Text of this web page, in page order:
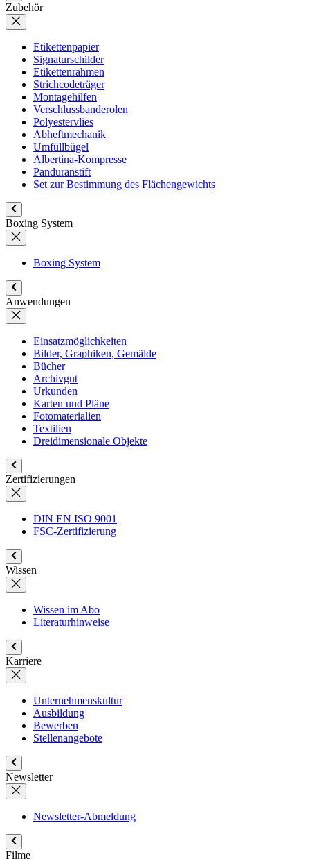
Zubehör
Etikettenpapier
Signaturschilder
Etikettenrahmen
Strichcodeträger
Montagehilfen
Verschlussbanderolen
Polyestervlies
Abheftmechanik
Umfüllbügel
Albertina-Kompresse
Panduranstift
Set zur Bestimmung des Flächengewichts
Boxing System
Boxing System
Anwendungen
Einsatzmöglichkeiten
Bilder, Graphiken, Gemälde
Bücher
Archivgut
Urkunden
Karten und Pläne
Fotomaterialien
Textilien
Dreidimensionale Objekte
Zertifizierungen
DIN EN ISO 9001
FSC-Zertifizierung
Wissen
Wissen im Abo
Literaturhinweise
Karriere
Unternehmenskultur
Ausbildung
Bewerben
Stellenangebote
Newsletter
Newsletter-Abmeldung
Filme